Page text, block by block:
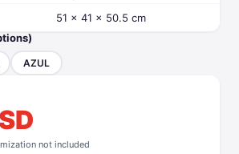
51 x 41 x 50.5 cm
AZUL
not included